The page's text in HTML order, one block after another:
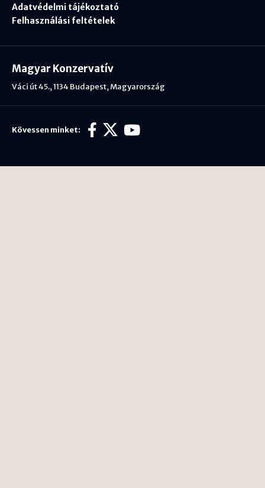
Adatvédelmi tájékoztató
Felhasználási feltételek
Kövessen minket:
Magyar Konzervatív
Váci út 45., 1134 Budapest, Magyarország